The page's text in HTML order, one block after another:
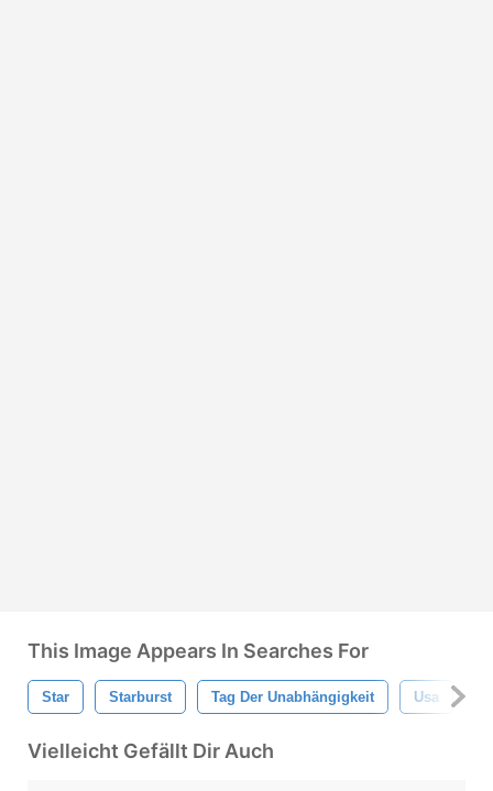
This Image Appears In Searches For
Star Starburst Tag Der Unabhängigkeit Usa
Vielleicht Gefällt Dir Auch